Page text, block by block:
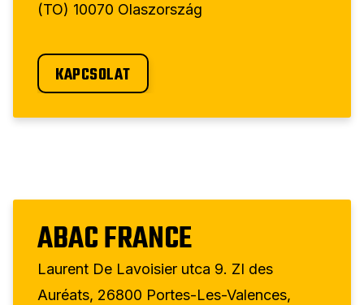
(TO) 10070 Olaszország
KAPCSOLAT
ABAC FRANCE
Laurent De Lavoisier utca 9. ZI des
Auréats, 26800 Portes-Les-Valences,